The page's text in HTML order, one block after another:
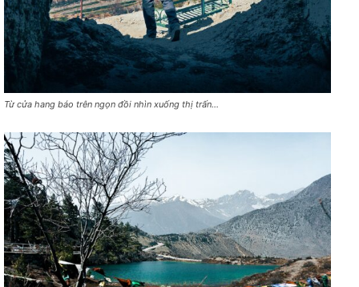
Từ cửa hang báo trên ngọn đồi nhìn xuống thị trấn…